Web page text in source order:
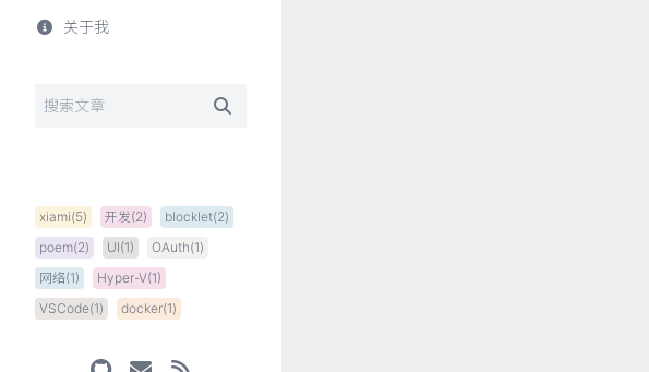
关于我
xiami(5) 开发(2)
blocklet(2)
poem(2)
UI(1)
OAuth(1)
网络(1)
Hyper-V(1)
VSCode(1)
docker(1)